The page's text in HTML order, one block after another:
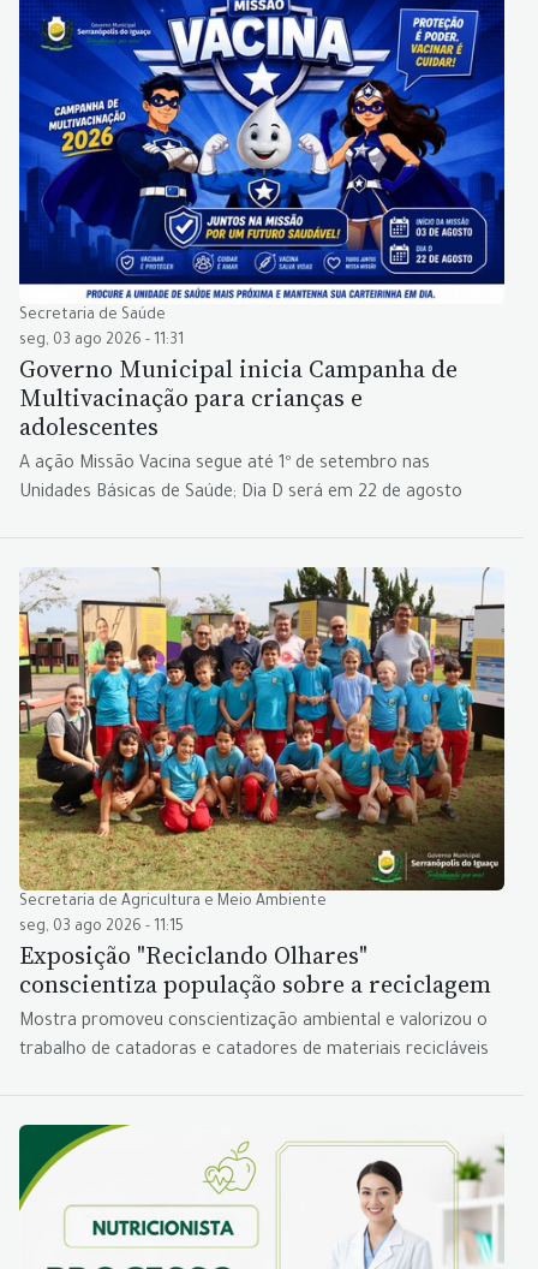
Secretaria de Saúde
seg, 03 ago 2026 - 11:31
Governo Municipal inicia Campanha de
Multivacinação para crianças e
adolescentes
A ação Missão Vacina segue até 1º de setembro nas
Unidades Básicas de Saúde; Dia D será em 22 de agosto
Secretaria de Agricultura e Meio Ambiente
seg, 03 ago 2026 - 11:15
Exposição "Reciclando Olhares"
conscientiza população sobre a reciclagem
Mostra promoveu conscientização ambiental e valorizou o
trabalho de catadoras e catadores de materiais recicláveis